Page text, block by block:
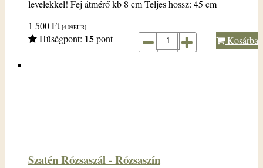
levelekkel! Fej átmérő kb 8 cm Teljes hossz: 45 cm
1 500Ft [4.09EUR]
Hűségpont: 15pont Kosárba
Szatén Rózsaszál - Rózsaszín